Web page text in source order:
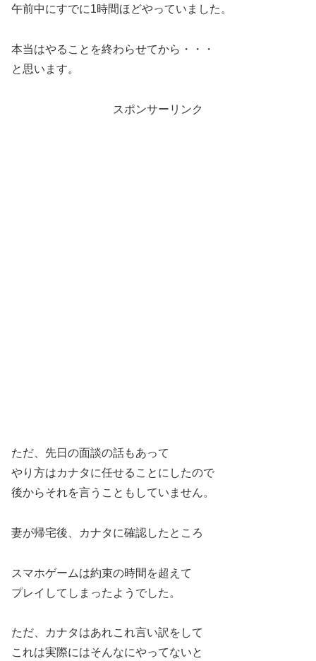
午前中にすでに1時間ほどやっていました。
本当はやることを終わらせてから・・・
と思います。
スポンサーリンク
ただ、先日の面談の話もあって
やり方はカナタに任せることにしたので
後からそれを言うこともしていません。
妻が帰宅後、カナタに確認したところ
スマホゲームは約束の時間を超えて
プレイしてしまったようでした。
ただ、カナタはあれこれ言い訳をして
これは実際にはそんなにやってないと